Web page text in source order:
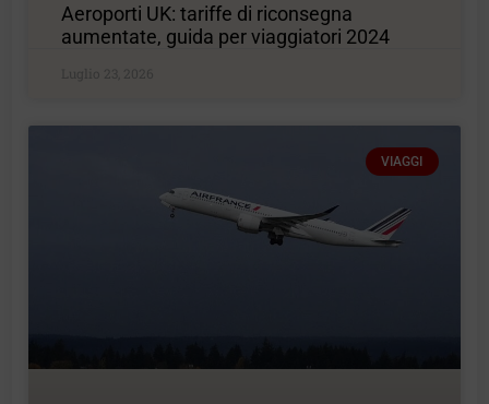
Aeroporti UK: tariffe di riconsegna
aumentate, guida per viaggiatori 2024
Luglio 23, 2026
VIAGGI